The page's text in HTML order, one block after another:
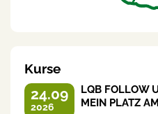
Kurse
24.09
2026
LQB FOLLOW
MEIN PLATZ